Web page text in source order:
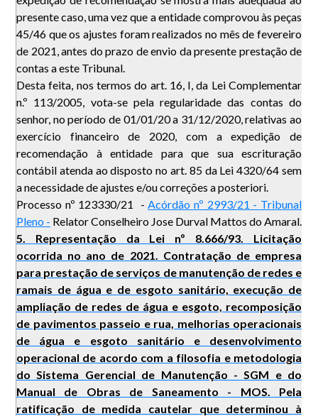
presente caso, uma vez que a entidade comprovou às peças
45/46 que os ajustes foram realizados no mês de fevereiro
de 2021, antes do prazo de envio da presente prestação de
contas a este Tribunal.
Desta feita, nos termos do art. 16, I, da Lei Complementar
n.º 113/2005, vota-se pela regularidade das contas do
senhor, no período de 01/01/20 a 31/12/2020, relativas ao
exercício financeiro de 2020, com a expedição de
recomendação à entidade para que sua escrituração
contábil atenda ao disposto no art. 85 da Lei 4320/64 sem
a necessidade de ajustes e/ou correções a posteriori.
Processo nº 123330/21 -Acórdão nº 2993/21 - Tribunal
Pleno - Relator Conselheiro Jose Durval Mattos do Amaral.
5. Representação da Lei nº 8.666/93. Licitação
ocorrida no ano de 2021. Contratação de empresa
para prestação de serviços de manutenção de redes e
ramais de água e de esgoto sanitário, execução de
ampliação de redes de água e esgoto, recomposição
de pavimentos passeio e rua, melhorias operacionais
de água e esgoto sanitário e desenvolvimento
operacional de acordo com a filosofia e metodologia
do Sistema Gerencial de Manutenção - SGM e do
Manual de Obras de Saneamento - MOS. Pela
ratificação de medida cautelar que determinou à